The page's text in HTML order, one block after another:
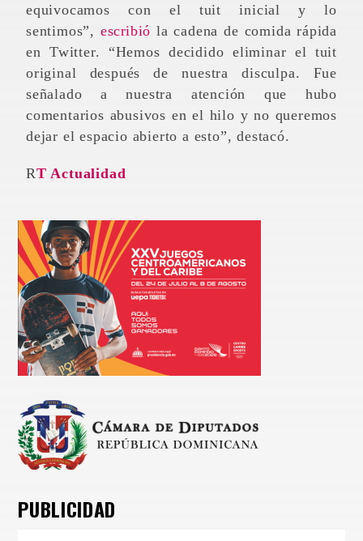
equivocamos con el tuit inicial y lo
sentimos”, escribió la cadena de comida rápida
en Twitter. “Hemos decidido eliminar el tuit
original después de nuestra disculpa. Fue
señalado a nuestra atención que hubo
comentarios abusivos en el hilo y no queremos
dejar el espacio abierto a esto”, destacó.
RT Actualidad
PUBLICIDAD